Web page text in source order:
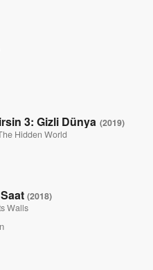
3: Gizli Dünya (2019)
Hidden World
(2018)
Walls